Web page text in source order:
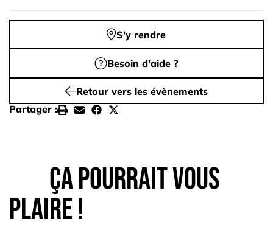
S'y rendre
Besoin d'aide ?
Retour vers les évènements
Partager :
Ça pourrait vous
plaire !